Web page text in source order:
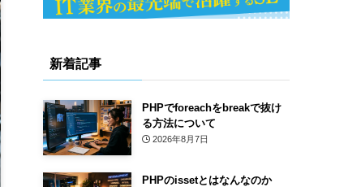
新着記事
PHPでforeachをbreakで抜け
る方法について
2026年8月7日
PHPのissetとはなんなのか